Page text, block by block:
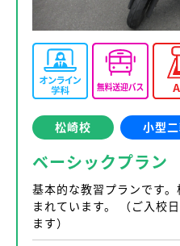
松崎校 小型
ベーシックプラン
基本的な教習プランです
まれています。 （ご入校
ます）